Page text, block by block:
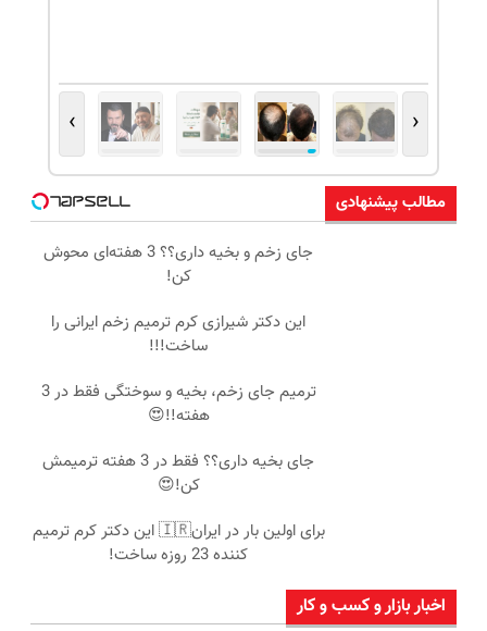
‹
›
مطالب پیشنهادی
جای زخم و بخیه داری؟؟ 3 هفته‌ای محوش
کن!
این دکتر شیرازی کرم ترمیم زخم ایرانی را
ساخت!!!
ترمیم جای زخم، بخیه و سوختگی فقط در 3
هفته!!😍
جای بخیه داری؟؟ فقط در 3 هفته ترمیمش
کن!😍
برای اولین بار در ایران🇮🇷 این دکتر کرم ترمیم
کننده 23 روزه ساخت!
اخبار بازار و کسب و کار